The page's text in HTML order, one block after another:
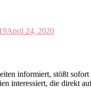
April 24, 2020
informiert, stößt
interessiert, die